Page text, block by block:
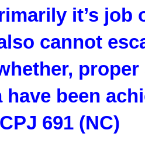
it’s job
cannot
have been
691 (NC)